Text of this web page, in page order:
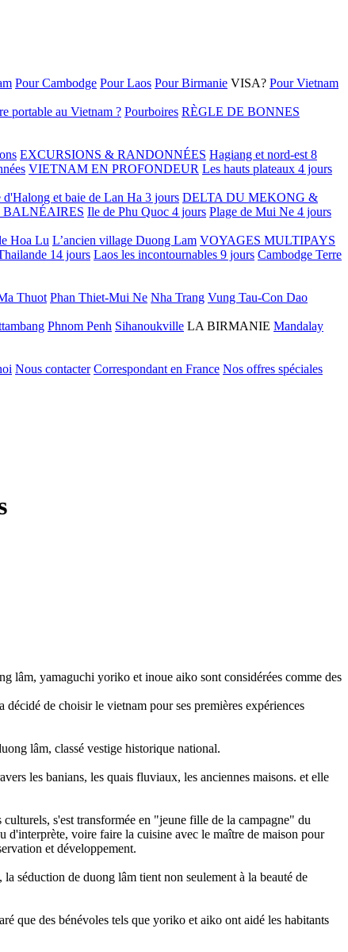
Pour Cambodge Pour Laos Pour Birmanie VISA? Pour Vietnam
portable au Vietnam ? Pourboires RÈGLE DE BONNES
EXCURSIONS & RANDONNÉES Hagiang et nord-est 8
VIETNAM EN PROFONDEUR Les hauts plateaux 4 jours
d'Halong et baie de Lan Ha 3 jours DELTA DU MEKONG &
BALNÉAIRES Ile de Phu Quoc 4 jours Plage de Mui Ne 4 jours
Hoa Lu L’ancien village Duong Lam VOYAGES MULTIPAYS
14 jours Laos les incontournables 9 jours Cambodge Terre
Thuot Phan Thiet-Mui Ne Nha Trang Vung Tau-Con Dao
Phnom Penh Sihanoukville LA BIRMANIE Mandalay
Nous contacter Correspondant en France Nos offres spéciales
lâm, yamaguchi yoriko et inoue aiko sont considérées comme des
de choisir le vietnam pour ses premières expériences
lâm, classé vestige historique national.
les banians, les quais fluviaux, les anciennes maisons. et elle
s'est transformée en "jeune fille de la campagne" du
d'interprète, voire faire la cuisine avec le maître de maison pour
et développement.
séduction de duong lâm tient non seulement à la beauté de
que des bénévoles tels que yoriko et aiko ont aidé les habitants